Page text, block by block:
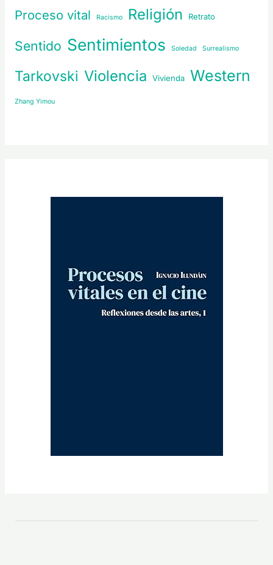
Proceso vital Racismo Religión Retrato
Sentido Sentimientos Soledad Surrealismo
Tarkovski Violencia Vivienda Western
Zhang Yimou